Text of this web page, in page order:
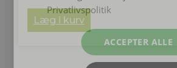
Læg i kurv
Privatlivspolitik
ACCEPTER ALLE